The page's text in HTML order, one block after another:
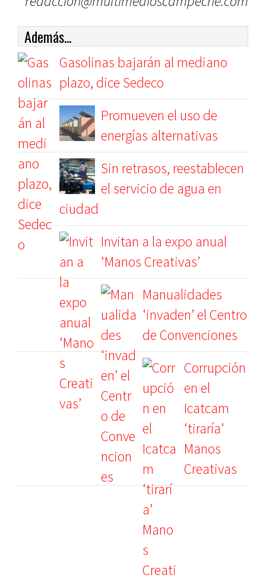
Además...
Gasolinas bajarán al mediano
plazo, dice Sedeco
Promueven el uso de
energías alternativas
Sin retrasos, reestablecen
el servicio de agua en
ciudad
Invitan a la expo anual
‘Manos Creativas’
Manualidades
‘invaden’ el Centro
de Convenciones
Corrupción
en el
Icatcam
‘tiraría’
Manos
Creativas